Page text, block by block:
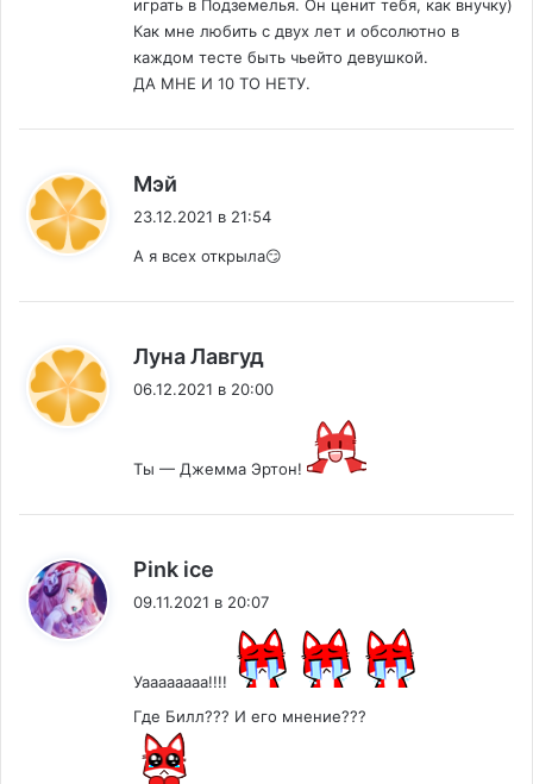
играть в Подземелья. Он ценит тебя, как внучку)
Как мне любить с двух лет и обсолютно в
каждом тесте быть чьейто девушкой.
ДА МНЕ И 10 ТО НЕТУ.
Мэй
23.12.2021 в 21:54
А я всех открыла😏
Луна Лавгуд
06.12.2021 в 20:00
Ты — Джемма Эртон!
Pink ice
09.11.2021 в 20:07
Уаааааааа!!!!
Где Билл??? И его мнение???